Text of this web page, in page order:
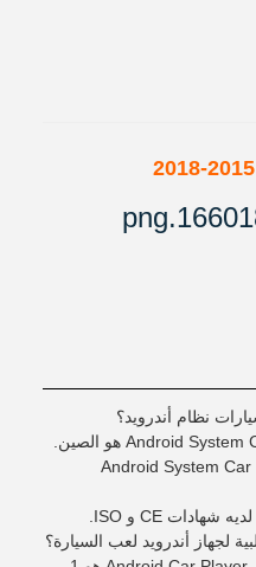
س2: ما هي الشهادات التي يمتلكها Android System Car